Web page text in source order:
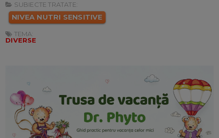
SUBIECTE TRATATE:
NIVEA NUTRI SENSITIVE
TEMA:
DIVERSE